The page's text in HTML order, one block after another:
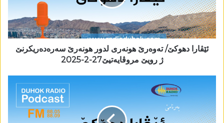
ئێڤارا دھوکێ/ تەوەرێ ھونەری لدور ھونەرێ سەرەدەریکرنێ
ژ رویێ مروڤایەتیێ27-2-2025